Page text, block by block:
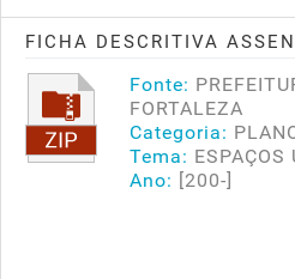
FICHA DESCRITIVA
Fonte:
FORTALEZA
Categoria:
Tema: ESPAÇOS
Ano: [200-]